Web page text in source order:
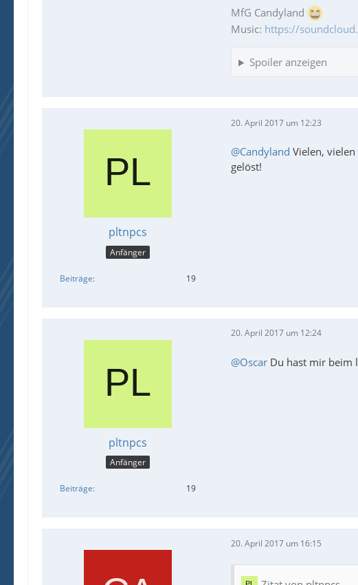
MfG Candyland
Music: https://
Spoiler anzeigen
pltnpcs
Anfänger
Beiträge 19
20. April 2017 um 12:23
@Candyland Vielen,
gelöst!
pltnpcs
Anfänger
Beiträge 19
20. April 2017 um 12:24
@Oscar Du hast mir beim
20. April 2017 um 16:15